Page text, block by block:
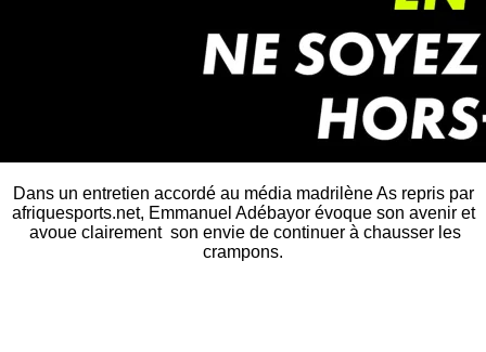
Dans un entretien accordé au média madrilène As repris par
afriquesports.net, Emmanuel Adébayor évoque son avenir et
avoue clairement son envie de continuer à chausser les
crampons.